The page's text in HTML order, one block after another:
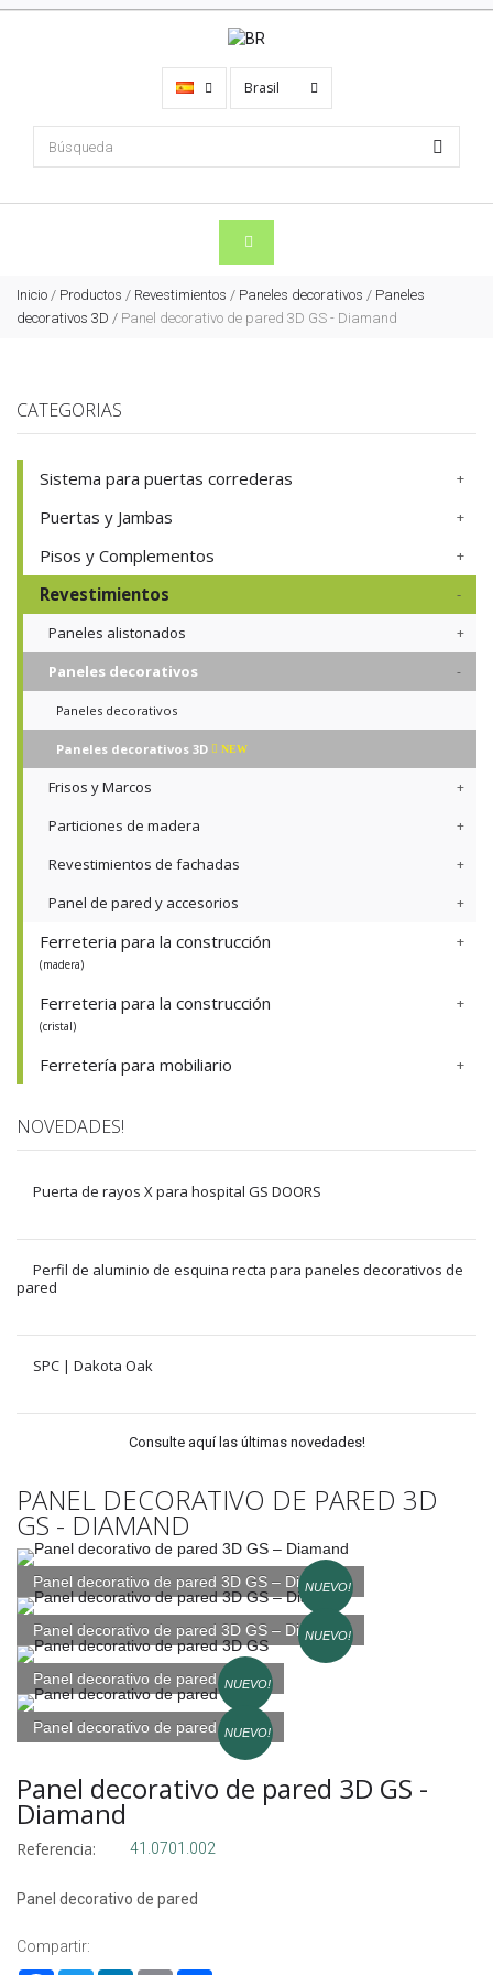
Brasil
Inicio / Productos / Revestimientos / Paneles decorativos / Paneles
decorativos 3D / Panel decorativo de pared 3D GS - Diamand
CATEGORIAS
Sistema para puertas correderas
Puertas y Jambas
Pisos y Complementos
Revestimientos
Paneles alistonados
Paneles decorativos
Paneles decorativos
Paneles decorativos 3D NEW
Frisos y Marcos
Particiones de madera
Revestimientos de fachadas
Panel de pared y accesorios
Ferreteria para la construcción
(madera)
Ferreteria para la construcción
(cristal)
Ferretería para mobiliario
NOVEDADES!
Puerta de rayos X para hospital GS DOORS
Perfil de aluminio de esquina recta para paneles decorativos de
pared
SPC | Dakota Oak
Consulte aquí las últimas novedades!
PANEL DECORATIVO DE PARED 3D
GS - DIAMAND
Panel decorativo de pared 3D GS – Diamand
NUEVO!
Panel decorativo de pared 3D GS – Diamand
NUEVO!
Panel decorativo de pared 3D GS
NUEVO!
Panel decorativo de pared 3D GS
NUEVO!
Panel decorativo de pared 3D GS -
Diamand
Referencia: 41.0701.002
Panel decorativo de pared
Compartir: